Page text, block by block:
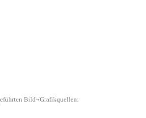
Bild-/Grafikquellen: